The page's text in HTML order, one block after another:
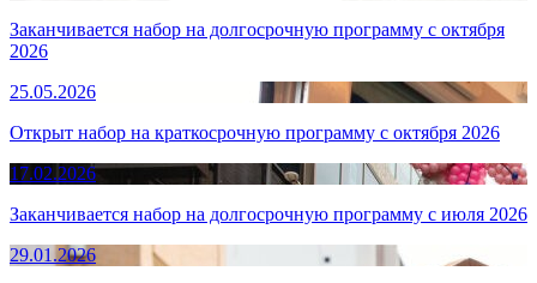
Заканчивается набор на долгосрочную программу с октября
2026
25.05.2026
Открыт набор на краткосрочную программу c октября 2026
17.02.2026
Заканчивается набор на долгосрочную программу с июля 2026
29.01.2026